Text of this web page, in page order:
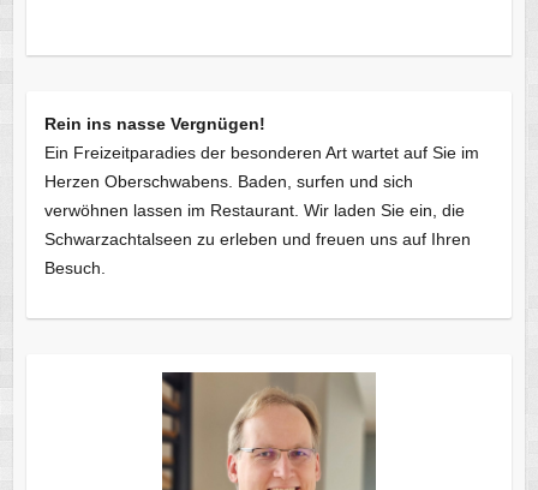
Rein ins nasse Vergnügen!
Ein Freizeitparadies der besonderen Art wartet auf Sie im
Herzen Oberschwabens. Baden, surfen und sich
verwöhnen lassen im Restaurant. Wir laden Sie ein, die
Schwarzachtalseen zu erleben und freuen uns auf Ihren
Besuch.